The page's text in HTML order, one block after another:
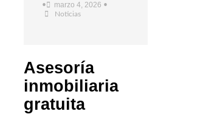
• marzo 4, 2026 •
Noticias
Asesoría
inmobiliaria
gratuita